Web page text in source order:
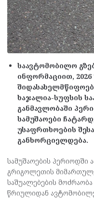
საავტომობილო
ინფორმაციით,
ხაჯალია-სუფსის
განმავლობაში
სამუშაოები
უსაფრთხოების
განხორციელდება.
სამუშაოების პერიოდში
გრიგოლეთის
საშუალებების მოძრაობა
წრიულიდან